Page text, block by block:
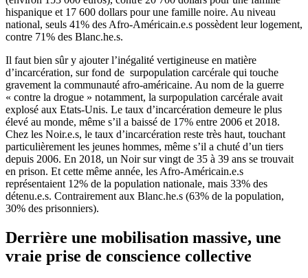
hispanique et 17 600 dollars pour une famille noire. Au niveau
national, seuls 41% des Afro-Américain.e.s possèdent leur logement,
contre 71% des Blanc.he.s.
Il faut bien sûr y ajouter l’inégalité vertigineuse en matière
d’incarcération, sur fond de surpopulation carcérale qui touche
gravement la communauté afro-américaine. Au nom de la guerre
« contre la drogue » notamment, la surpopulation carcérale avait
explosé aux Etats-Unis. Le taux d’incarcération demeure le plus
élevé au monde, même s’il a baissé de 17% entre 2006 et 2018.
Chez les Noir.e.s, le taux d’incarcération reste très haut, touchant
particulièrement les jeunes hommes, même s’il a chuté d’un tiers
depuis 2006. En 2018, un Noir sur vingt de 35 à 39 ans se trouvait
en prison. Et cette même année, les Afro-Américain.e.s
représentaient 12% de la population nationale, mais 33% des
détenu.e.s. Contrairement aux Blanc.he.s (63% de la population,
30% des prisonniers).
Derrière une mobilisation massive, une
vraie prise de conscience collective